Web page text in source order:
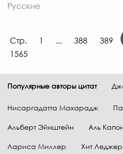
Русские
Стр. 1 ... 388 389
1565
Популярные авторы цитат
Нисаргадатта Махарадж
Альберт Эйнштейн Аль
Лариса Миллер Хит Леджер